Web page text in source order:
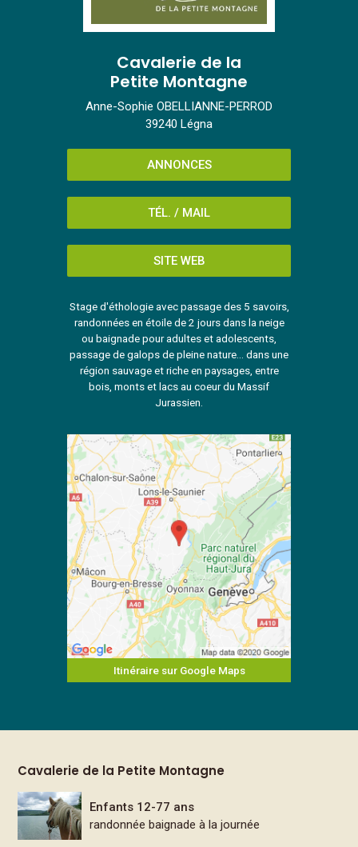
Cavalerie de la
Petite Montagne
Anne-Sophie OBELLIANNE-PERROD
39240 Légna
ANNONCES
TÉL. / MAIL
SITE WEB
Stage d'éthologie avec passage des 5 savoirs,
randonnées en étoile de 2 jours dans la neige
ou baignade pour adultes et adolescents,
passage de galops de pleine nature... dans une
région sauvage et riche en paysages, entre
bois, monts et lacs au coeur du Massif
Jurassien.
Itinéraire sur Google Maps
Cavalerie de la Petite Montagne
Enfants 12-77 ans
randonnée baignade à la journée